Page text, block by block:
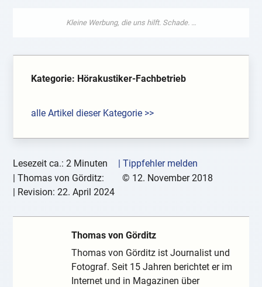
Kategorie: Hörakustiker-Fachbetrieb
alle Artikel dieser Kategorie >>
Lesezeit ca.: 2 Minuten
| Tippfehler melden
|Thomas von Görditz: © 12. November 2018
| Revision:22. April 2024
Thomas von Görditz
Thomas von Görditz ist Journalist und
Fotograf. Seit 15 Jahren berichtet er im
Internet und in Magazinen über